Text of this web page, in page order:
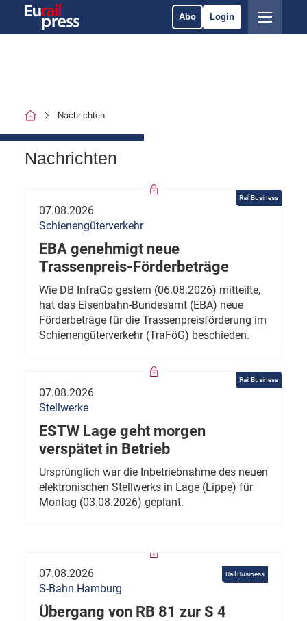
Abo Login
Nachrichten
Nachrichten
Rail Business
07.08.2026
Schienengüterverkehr
EBA genehmigt neue
Trassenpreis-Förderbeträge
Wie DB InfraGo gestern (06.08.2026) mitteilte,
hat das Eisenbahn-Bundesamt (EBA) neue
Förderbeträge für die Trassenpreisförderung im
Schienengüterverkehr (TraFöG) beschieden.
Rail Business
07.08.2026
Stellwerke
ESTW Lage geht morgen
verspätet in Betrieb
Ursprünglich war die Inbetriebnahme des neuen
elektronischen Stellwerks in Lage (Lippe) für
Montag (03.08.2026) geplant.
Rail Business
07.08.2026
S-Bahn Hamburg
Übergang von RB 81 zur S 4